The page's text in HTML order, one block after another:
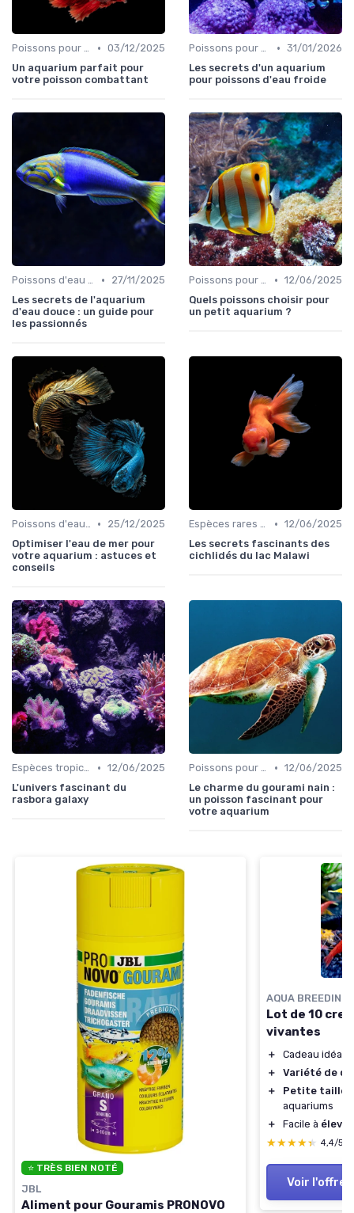
Poissons pour débutants • 03/12/2025
Un aquarium parfait pour
votre poisson combattant
Poissons pour débutants • 31/01/2026
Les secrets d'un aquarium
pour poissons d'eau froide
Poissons d'eau douce •
27/11/2025
Les secrets de l'aquarium
d'eau douce : un guide pour
les passionnés
Poissons pour débutants • 12/06/2025
Quels poissons choisir pour
un petit aquarium ?
Poissons d'eau salée •
25/12/2025
Optimiser l'eau de mer pour
votre aquarium : astuces et
conseils
Espèces rares et exotiques • 12/06/2025
Les secrets fascinants des
cichlidés du lac Malawi
Espèces tropicales • 12/06/2025
L'univers fascinant du
rasbora galaxy
Poissons pour débutants • 12/06/2025
Le charme du gourami nain :
un poisson fascinant pour
votre aquarium
⭐ TRÈS BIEN NOTÉ
JBL
Aliment pour Gouramis PRONOVO
AQUA BREEDING
Lot de 10
vivantes
＋
Cadeau idéal
＋
Variété de
＋
Petite taille
aquariums
＋
Facile à élever
★★★★★
★★★★★ 4,4/5
Voir l'offre